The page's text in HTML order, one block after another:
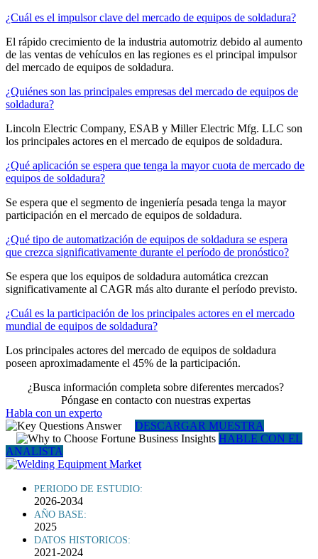
¿Cuál es el impulsor clave del mercado de equipos de soldadura?
El rápido crecimiento de la industria automotriz debido al aumento
de las ventas de vehículos en las regiones es el principal impulsor
del mercado de equipos de soldadura.
¿Quiénes son las principales empresas del mercado de equipos de
soldadura?
Lincoln Electric Company, ESAB y Miller Electric Mfg. LLC son
los principales actores en el mercado de equipos de soldadura.
¿Qué aplicación se espera que tenga la mayor cuota de mercado de
equipos de soldadura?
Se espera que el segmento de ingeniería pesada tenga la mayor
participación en el mercado de equipos de soldadura.
¿Qué tipo de automatización de equipos de soldadura se espera
que crezca significativamente durante el período de pronóstico?
Se espera que los equipos de soldadura automática crezcan
significativamente al CAGR más alto durante el período previsto.
¿Cuál es la participación de los principales actores en el mercado
mundial de equipos de soldadura?
Los principales actores del mercado de equipos de soldadura
poseen aproximadamente el 45% de la participación.
¿Busca información completa sobre diferentes mercados?
Póngase en contacto con nuestras expertas
Habla con un experto
DESCARGAR MUESTRA
HABLE CON EL
ANALISTA
PERIODO DE ESTUDIO:
2026-2034
AÑO BASE:
2025
DATOS HISTORICOS:
2021-2024